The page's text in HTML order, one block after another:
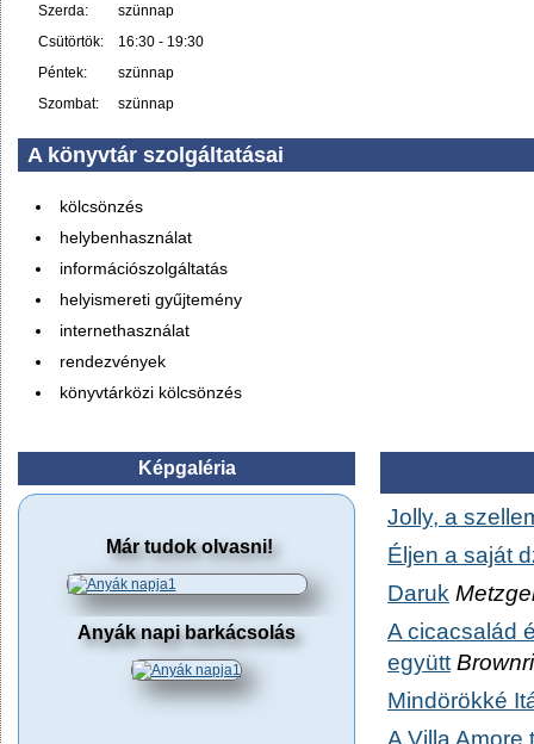
Szerda:
szünnap
Csütörtök:
16:30 - 19:30
Péntek:
szünnap
Szombat:
szünnap
A könyvtár szolgáltatásai
kölcsönzés
helybenhasználat
információszolgáltatás
helyismereti gyűjtemény
internethasználat
rendezvények
könyvtárközi kölcsönzés
Képgaléria
Már tudok olvasni!
Anyák napi barkácsolás
Jolly, a
Éljen a saját
Daruk
A cicacsalád
együtt
Mindörökké